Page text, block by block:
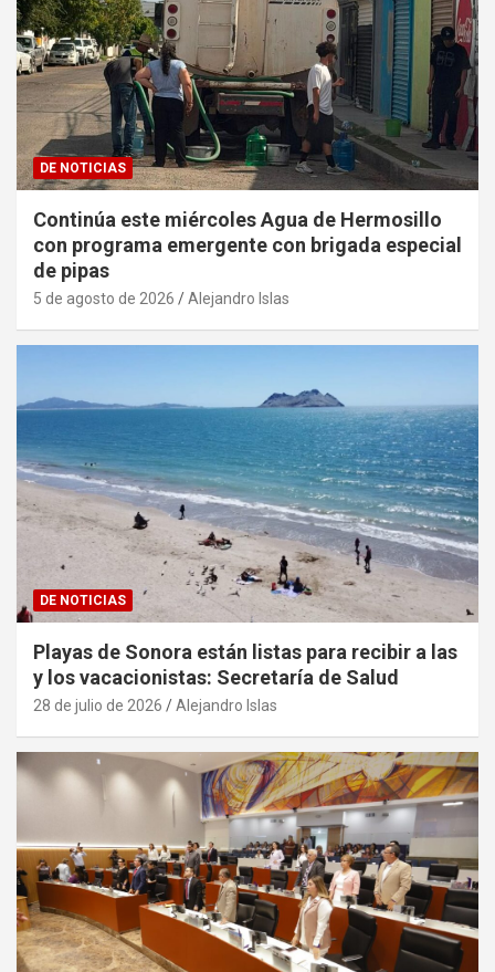
DE NOTICIAS
Continúa este miércoles Agua de Hermosillo
con programa emergente con brigada especial
de pipas
5 de agosto de 2026 Alejandro Islas
DE NOTICIAS
Playas de Sonora están listas para recibir a las
y los vacacionistas: Secretaría de Salud
28 de julio de 2026 Alejandro Islas